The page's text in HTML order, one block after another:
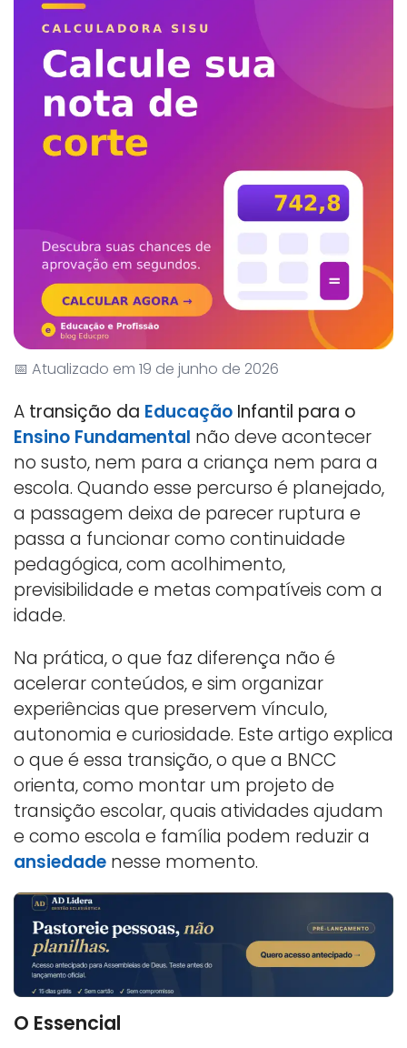
📅 Atualizado em 19 de junho de 2026
A transição da Educação Infantil para o
Ensino Fundamental não deve acontecer
no susto, nem para a criança nem para a
escola. Quando esse percurso é planejado,
a passagem deixa de parecer ruptura e
passa a funcionar como continuidade
pedagógica, com acolhimento,
previsibilidade e metas compatíveis com a
idade.
Na prática, o que faz diferença não é
acelerar conteúdos, e sim organizar
experiências que preservem vínculo,
autonomia e curiosidade. Este artigo explica
o que é essa transição, o que a BNCC
orienta, como montar um projeto de
transição escolar, quais atividades ajudam
e como escola e família podem reduzir a
ansiedade nesse momento.
O Essencial